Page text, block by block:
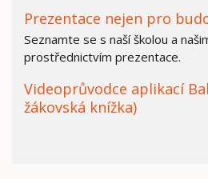
Prezentace nejen pro
Seznamte se s naší školou a
prostřednictvím prezentace.
Videoprůvodce aplikací
žákovská knížka)